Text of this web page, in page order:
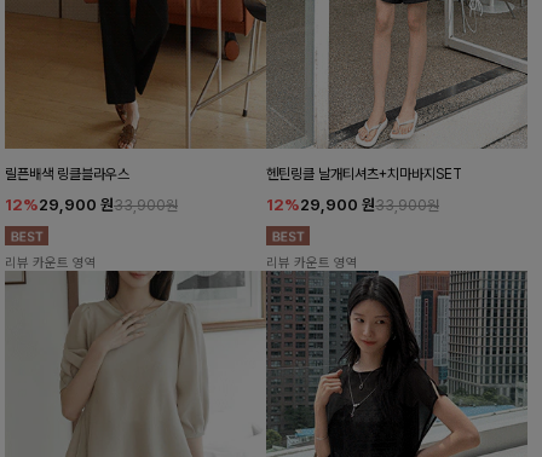
릴픈배색 링클블라우스
12%29,900 원33,900원
리뷰 카운트 영역
헨틴링클 날개티셔츠+치마바지SET
12%29,900 원33,900원
리뷰 카운트 영역